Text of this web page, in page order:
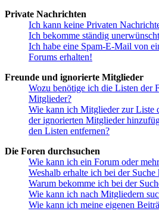
Private Nachrichten
Ich kann keine Privaten
Ich bekomme ständig
Ich habe eine Spam-E-Mail von
Forums erhalten!
Freunde und ignorierte Mitglieder
Wozu benötige ich die Listen der
Mitglieder?
Wie kann ich Mitglieder zur Liste
der ignorierten Mitglieder
den Listen entfernen?
Die Foren durchsuchen
Wie kann ich ein Forum oder
Weshalb erhalte ich bei der Suche
Warum bekomme ich bei der
Wie kann ich nach Mitgliedern
Wie kann ich meine eigenen